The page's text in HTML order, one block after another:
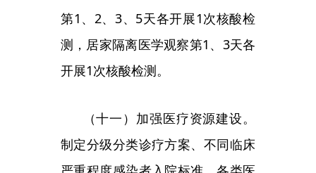
覆盖率，特别是老年人群加强免疫
接种覆盖率。加快开展具有广谱保
护作用的单价或多价疫苗研发，依
（十三）加快新冠肺炎治疗相
关药物储备。做好供应储备，满足